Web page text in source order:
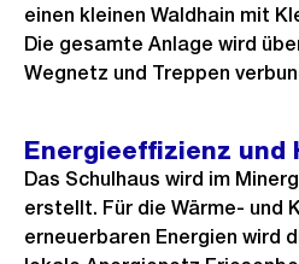
einen kleinen Waldhain mit
Die gesamte Anlage wird
Wegnetz und Treppen
Energieeffizienz und
Das Schulhaus wird im
erstellt. Für die Wärme- und
erneuerbaren Energien wird